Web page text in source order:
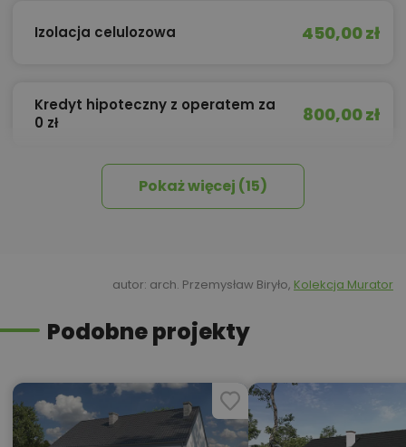
Izolacja celulozowa 450,00 zł
Kredyt hipoteczny z operatem za
0 zł
800,00 zł
Okna, żaluzje, rolety
Pakiet umów i wniosków 450,00 zł
Projekt domku ogrodowego 5,00 zł
Pokaż więcej (15)
autor: arch. Przemysław Biryło, Kolekcja Murator
Podobne projekty